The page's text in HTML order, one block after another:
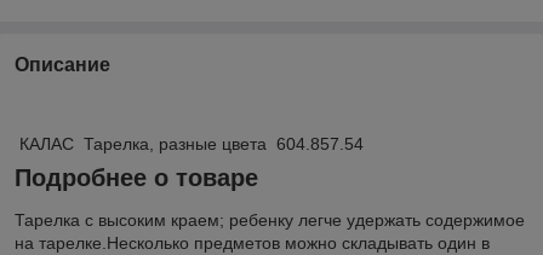
Описание
КАЛАС Тарелка, разные цвета 604.857.54
Подробнее о товаре
Тарелка с высоким краем; ребенку легче удержать содержимое
на тарелке.Несколько предметов можно складывать один в